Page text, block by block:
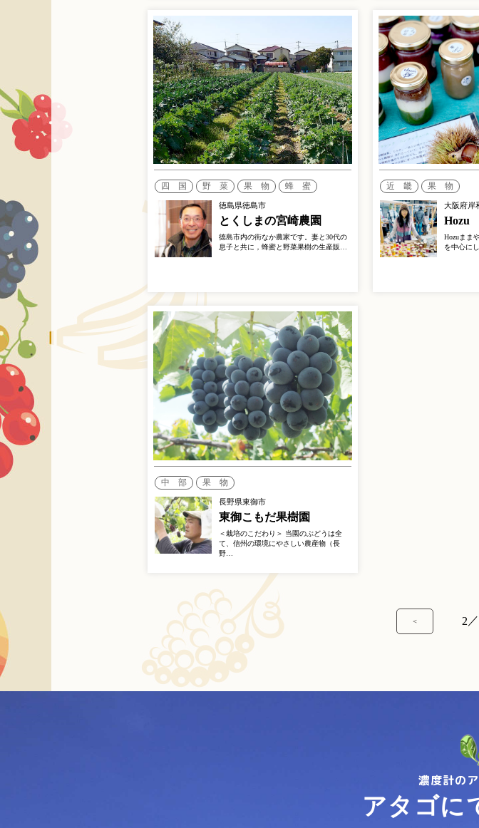
四 国 野 菜 果 物 蜂 蜜
徳島県徳島市
とくしまの宮崎農園
徳島市内の街なか農家です。妻と30代の
息子と共に，蜂蜜と野菜果樹の生産販…
近 畿 果 物
大阪府岸
Hozu
Hozuまま
を中心に
中 部 果 物
長野県東御市
東御こもだ果樹園
＜栽培のこだわり＞ 当園のぶどうは全
て、信州の環境にやさしい農産物（長
野…
＜ 2 ／
濃度計の
アタゴに